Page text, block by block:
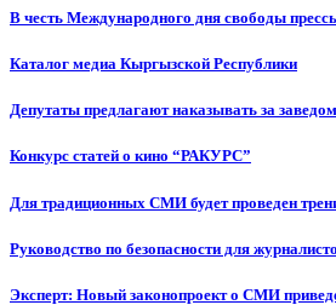
В честь Международного дня свободы
Каталог медиа Кыргызской Республики
Депутаты предлагают наказывать за
Конкурс статей о кино “РАКУРС”
Для традиционных СМИ будет проведен
Руководство по безопасности для
Эксперт: Новый законопроект о СМИ